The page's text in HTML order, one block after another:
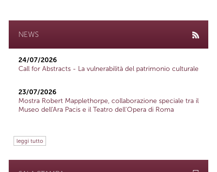
NEWS
24/07/2026
Call for Abstracts - La vulnerabilità del patrimonio culturale
23/07/2026
Mostra Robert Mapplethorpe, collaborazione speciale tra il
Museo dell'Ara Pacis e il Teatro dell'Opera di Roma
leggi tutto